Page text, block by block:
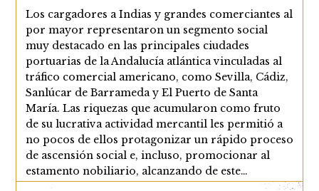
la
entrada:
Los cargadores a Indias y grandes comerciantes al
por mayor representaron un segmento social
muy destacado en las principales ciudades
portuarias de la Andalucía atlántica vinculadas al
tráfico comercial americano, como Sevilla, Cádiz,
Sanlúcar de Barrameda y El Puerto de Santa
María. Las riquezas que acumularon como fruto
de su lucrativa actividad mercantil les permitió a
no pocos de ellos protagonizar un rápido proceso
de ascensión social e, incluso, promocionar al
estamento nobiliario, alcanzando de este…